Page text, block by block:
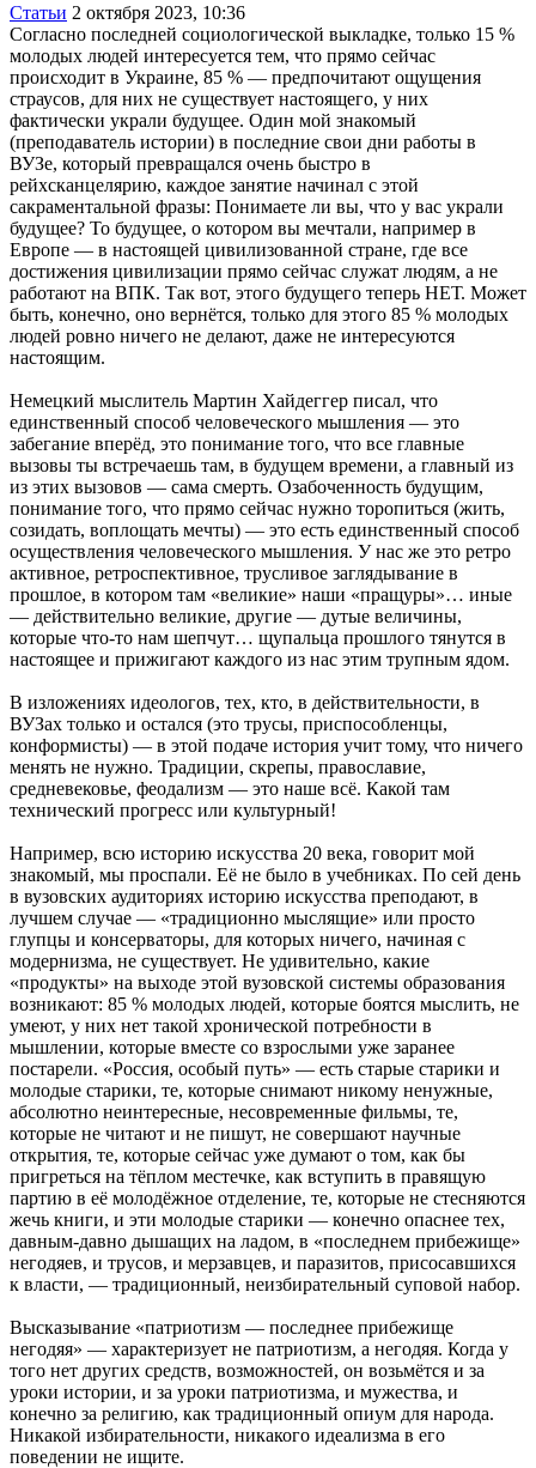
Статьи 2 октября 2023, 10:36
Согласно последней социологической выкладке, только 15 %
молодых людей интересуется тем, что прямо сейчас
происходит в Украине, 85 % — предпочитают ощущения
страусов, для них не существует настоящего, у них
фактически украли будущее. Один мой знакомый
(преподаватель истории) в последние свои дни работы в
ВУЗе, который превращался очень быстро в
рейхсканцелярию, каждое занятие начинал с этой
сакраментальной фразы: Понимаете ли вы, что у вас украли
будущее? То будущее, о котором вы мечтали, например в
Европе — в настоящей цивилизованной стране, где все
достижения цивилизации прямо сейчас служат людям, а не
работают на ВПК. Так вот, этого будущего теперь НЕТ. Может
быть, конечно, оно вернётся, только для этого 85 % молодых
людей ровно ничего не делают, даже не интересуются
настоящим.
Немецкий мыслитель Мартин Хайдеггер писал, что
единственный способ человеческого мышления — это
забегание вперёд, это понимание того, что все главные
вызовы ты встречаешь там, в будущем времени, а главный из
из этих вызовов — сама смерть. Озабоченность будущим,
понимание того, что прямо сейчас нужно торопиться (жить,
созидать, воплощать мечты) — это есть единственный способ
осуществления человеческого мышления. У нас же это ретро
активное, ретроспективное, трусливое заглядывание в
прошлое, в котором там «великие» наши «пращуры»… иные
— действительно великие, другие — дутые величины,
которые что-то нам шепчут… щупальца прошлого тянутся в
настоящее и прижигают каждого из нас этим трупным ядом.
В изложениях идеологов, тех, кто, в действительности, в
ВУЗах только и остался (это трусы, приспособленцы,
конформисты) — в этой подаче история учит тому, что ничего
менять не нужно. Традиции, скрепы, православие,
средневековье, феодализм — это наше всё. Какой там
технический прогресс или культурный!
Например, всю историю искусства 20 века, говорит мой
знакомый, мы проспали. Её не было в учебниках. По сей день
в вузовских аудиториях историю искусства преподают, в
лучшем случае — «традиционно мыслящие» или просто
глупцы и консерваторы, для которых ничего, начиная с
модернизма, не существует. Не удивительно, какие
«продукты» на выходе этой вузовской системы образования
возникают: 85 % молодых людей, которые боятся мыслить, не
умеют, у них нет такой хронической потребности в
мышлении, которые вместе со взрослыми уже заранее
постарели. «Россия, особый путь» — есть старые старики и
молодые старики, те, которые снимают никому ненужные,
абсолютно неинтересные, несовременные фильмы, те,
которые не читают и не пишут, не совершают научные
открытия, те, которые сейчас уже думают о том, как бы
пригреться на тёплом местечке, как вступить в правящую
партию в её молодёжное отделение, те, которые не стесняются
жечь книги, и эти молодые старики — конечно опаснее тех,
давным-давно дышащих на ладом, в «последнем прибежище»
негодяев, и трусов, и мерзавцев, и паразитов, присосавшихся
к власти, — традиционный, неизбирательный суповой набор.
Высказывание «патриотизм — последнее прибежище
негодяя» — характеризует не патриотизм, а негодяя. Когда у
того нет других средств, возможностей, он возьмётся и за
уроки истории, и за уроки патриотизма, и мужества, и
конечно за религию, как традиционный опиум для народа.
Никакой избирательности, никакого идеализма в его
поведении не ищите.